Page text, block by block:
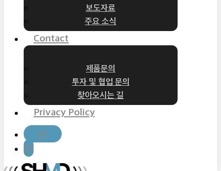
보도자료
주요 소식
Contact
제품문의
투자 및 협업 문의
찾아오시는 길
Privacy Policy
KR
EN